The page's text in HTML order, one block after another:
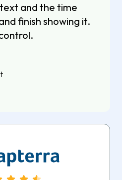
and the time
finish showing it.